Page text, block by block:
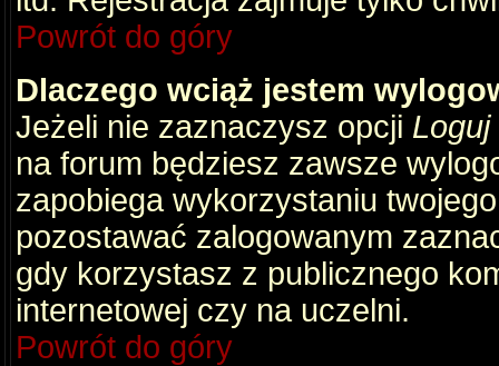
Powrót do góry
Dlaczego wciąż jestem
Jeżeli nie zaznaczysz opcji
na forum będziesz zawsze
zapobiega wykorzystaniu
pozostawać zalogowanym
gdy korzystasz z publicznego
internetowej czy na uczelni.
Powrót do góry